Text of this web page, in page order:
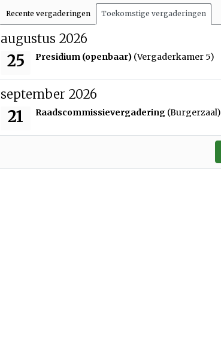
Recente vergaderingen Toekomstige vergaderingen
augustus 2026
25 Presidium (openbaar) (Vergaderkamer 5)
dinsdag 25 augustus 2026
september 2026
21 Raadscommissievergadering (Burgerzaal)
maandag 21 september 2026